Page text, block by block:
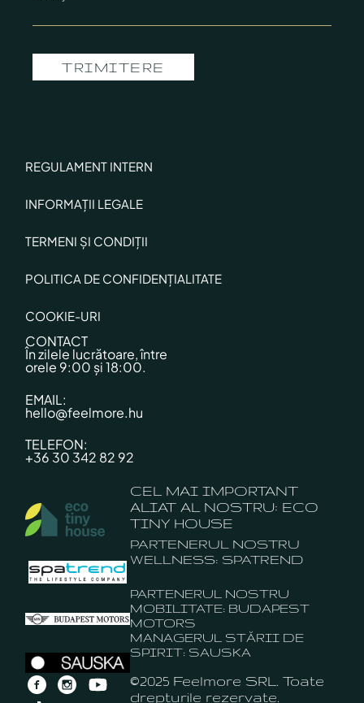
TRIMITERE
REGULAMENT INTERN
INFORMAȚII LEGALE
TERMENI ȘI CONDIȚII
POLITICA DE CONFIDENȚIALITATE
COOKIE-URI
CONTACT
În zilele lucrătoare, între
orele 9:00 și 18:00.
EMAIL:
hello@feelmore.hu
TELEFON:
+36 30 342 82 92
CEL MAI IMPORTANT
ALIAT AL NOSTRU: ECO
TINY HOUSE
PARTENERUL NOSTRU
WELLNESS: SPATREND
PARTENERUL NOSTRU
MOBILITATE: BUDAPEST
MOTORS
MANAGERUL STĂRII DE
SPIRIT: SAUSKA
©2025 Feelmore SRL. Toate
drepturile rezervate.